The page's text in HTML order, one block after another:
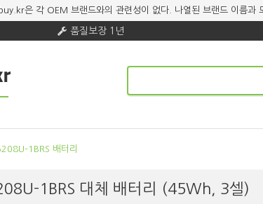
은 각 OEM 브랜드와의 관련성이 없다. 나열된 브랜드 이름과
품질보장 1년
1BRS 배터리
1BRS 대체 배터리 (45Wh, 3셀)